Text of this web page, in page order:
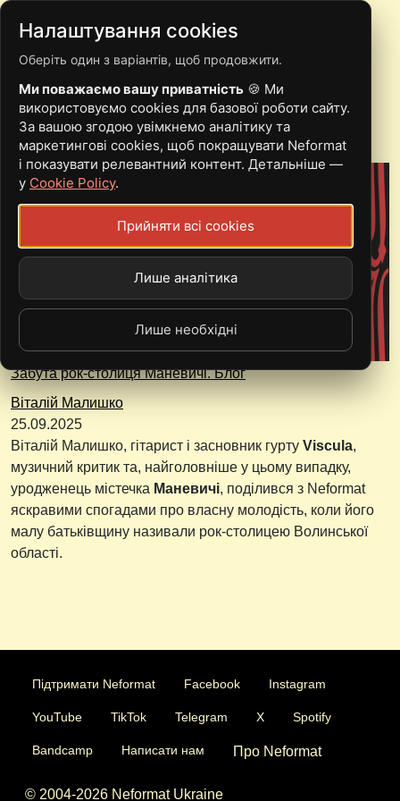
АНЕМІЯ
Забута рок-столиця Маневичі. Блог
Віталій Малишко
25.09.2025
Віталій Малишко, гітарист і засновник гурту Viscula,
музичний критик та, найголовніше у цьому випадку,
уродженець містечка Маневичі, поділився з Neformat
яскравими спогадами про власну молодість, коли його
малу батьківщину називали рок-столицею Волинської
області.
Підтримати Neformat Facebook Instagram
YouTube TikTok Telegram X Spotify
Bandcamp Написати нам Про Neformat
© 2004-2026 Neformat Ukraine
Налаштування cookies
Оберіть один з варіантів, щоб продовжити.
Ми поважаємо вашу приватність 🍪 Ми
використовуємо cookies для базової роботи сайту.
За вашою згодою увімкнемо аналітику та
маркетингові cookies, щоб покращувати Neformat
і показувати релевантний контент. Детальніше —
у Cookie Policy.
Прийняти всі cookies
Лише аналітика
Лише необхідні